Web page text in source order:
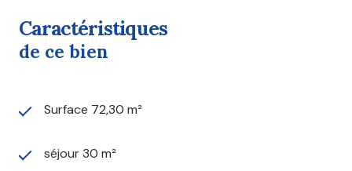
caractéristiques
de ce bien
Surface 72,30 m²
séjour 30 m²